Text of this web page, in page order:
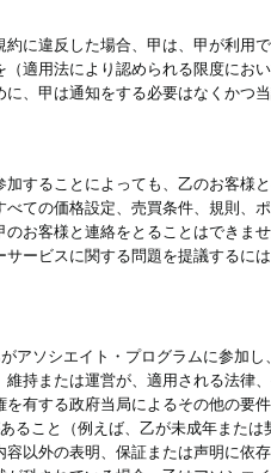
に違反した場合、甲は、甲が利
適用法により認められる限度に
、甲は通知をする必要はなくかつ
することによっても、乙のお客
ての価格設定、売買条件、規則
お客様と連絡をとることはでき
ービスに関する問題を提議するに
アソシエイト・プログラムに参加
持または運営が、適用される法
有する政府当局によるその他の
ること（例えば、乙が未成年また
以外の表明、保証または声明に依